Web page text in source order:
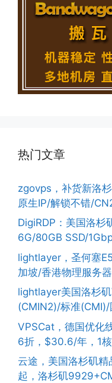
热门文章
zgovps，补货新洛
原生IP/解锁不错/
DigiRDP：美国洛
6G/80GB SSD/
lightlayer，圣何塞
加坡/香港物理服务
lightlayer美国洛杉
(CMIN2)/标准(CMI)/
VPSCat，德国优化
6折，$30.6/年，1
云途，美国洛杉矶
起，洛杉矶